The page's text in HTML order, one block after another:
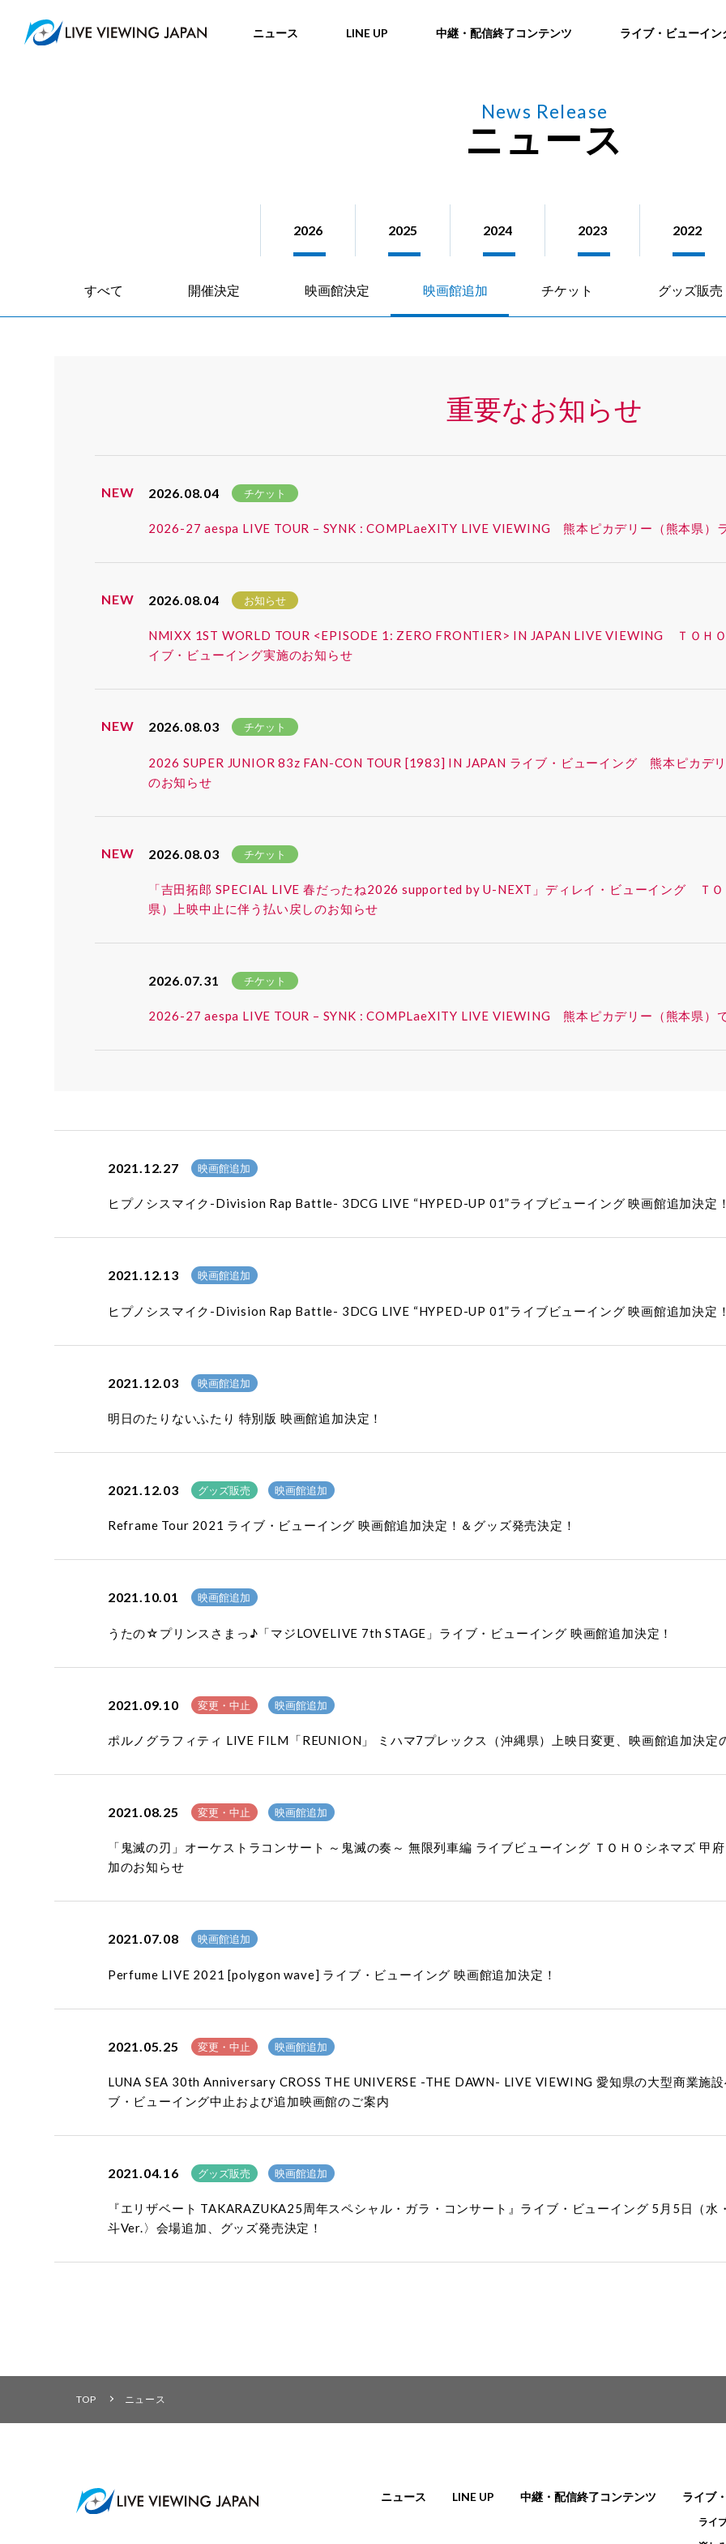
ニュース LINE UP 中継・配信終了コンテンツ ライブ・ビューイン
News Release
ニュース
2026 2025 2024 2023 2022
すべて 開催決定 映画館決定 映画館追加 チケット グッズ販売
重要なお知らせ
NEW 2026.08.04 チケット
2026-27 aespa LIVE TOUR – SYNK : COMPLaeXITY LIVE VIEWING 熊本ピカデリー（熊本県）
NEW 2026.08.04 お知らせ
NMIXX 1ST WORLD TOUR <EPISODE 1: ZERO FRONTIER> IN JAPAN LIVE VIEWING ＴＯＨ
イブ・ビューイング実施のお知らせ
NEW 2026.08.03 チケット
2026 SUPER JUNIOR 83z FAN-CON TOUR [1983] IN JAPAN ライブ・ビューイング 熊本ピカデ
のお知らせ
NEW 2026.08.03 チケット
「吉田拓郎 SPECIAL LIVE 春だったね2026 supported by U-NEXT」ディレイ・ビューイング Ｔ
県）上映中止に伴う払い戻しのお知らせ
2026.07.31 チケット
2026-27 aespa LIVE TOUR – SYNK : COMPLaeXITY LIVE VIEWING 熊本ピカデリー（熊本県）
2021.12.27 映画館追加
ヒプノシスマイク-Division Rap Battle- 3DCG LIVE “HYPED-UP 01”ライブビューイング 映画館追加決定
2021.12.13 映画館追加
ヒプノシスマイク-Division Rap Battle- 3DCG LIVE “HYPED-UP 01”ライブビューイング 映画館追加決定
2021.12.03 映画館追加
明日のたりないふたり 特別版 映画館追加決定！
2021.12.03 グッズ販売 映画館追加
Reframe Tour 2021 ライブ・ビューイング 映画館追加決定！＆グッズ発売決定！
2021.10.01 映画館追加
うたの☆プリンスさまっ♪「マジLOVELIVE 7th STAGE」ライブ・ビューイング 映画館追加決定！
2021.09.10 変更・中止 映画館追加
ポルノグラフィティ LIVE FILM「REUNION」 ミハマ7プレックス（沖縄県）上映日変更、映画館追加決定
2021.08.25 変更・中止 映画館追加
「鬼滅の刃」オーケストラコンサート ～鬼滅の奏～ 無限列車編 ライブビューイング ＴＯＨＯシネマズ 甲
加のお知らせ
2021.07.08 映画館追加
Perfume LIVE 2021 [polygon wave] ライブ・ビューイング 映画館追加決定！
2021.05.25 変更・中止 映画館追加
LUNA SEA 30th Anniversary CROSS THE UNIVERSE -THE DAWN- LIVE VIEWING 愛知県の大型商業施
ブ・ビューイング中止および追加映画館のご案内
2021.04.16 グッズ販売 映画館追加
『エリザベート TAKARAZUKA25周年スペシャル・ガラ・コンサート』ライブ・ビューイング 5月5日（
斗Ver.〉会場追加、グッズ発売決定！
TOP ニュース
ニュース LINE UP 中継・配信終了コンテンツ ライブ
ライ